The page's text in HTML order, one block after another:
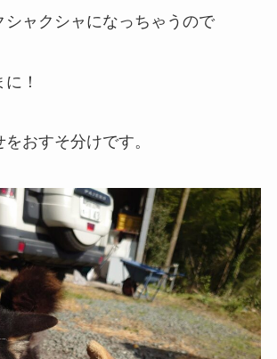
シャクシャになっちゃうので
！
おすそ分けです。